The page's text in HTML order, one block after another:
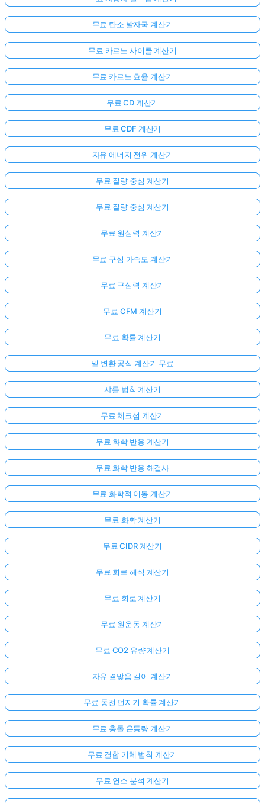
무료 탄소 발자국 계산기
무료 카르노 사이클 계산기
무료 카르노 효율 계산기
무료 CD 계산기
무료 CDF 계산기
자유 에너지 전위 계산기
무료 질량 중심 계산기
무료 질량 중심 계산기
무료 원심력 계산기
무료 구심 가속도 계산기
무료 구심력 계산기
무료 CFM 계산기
무료 확률 계산기
밑 변환 공식 계산기 무료
샤를 법칙 계산기
무료 체크섬 계산기
무료 화학 반응 계산기
무료 화학 반응 해결사
무료 화학적 이동 계산기
무료 화학 계산기
무료 CIDR 계산기
무료 회로 해석 계산기
무료 회로 계산기
무료 원운동 계산기
무료 CO2 유량 계산기
자유 결맞음 길이 계산기
무료 동전 던지기 확률 계산기
무료 충돌 운동량 계산기
무료 결합 기체 법칙 계산기
무료 연소 분석 계산기